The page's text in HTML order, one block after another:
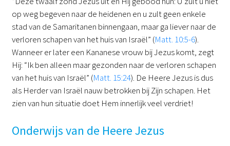
op weg begeven naar de heidenen en u zult geen enkele
stad van de Samaritanen binnengaan, maar ga liever naar de
verloren schapen van het huis van Israël” (Matt. 10:5-6).
Wanneer er later een Kananese vrouw bij Jezus komt, zegt
Hij: “Ik ben alleen maar gezonden naar de verloren schapen
van het huis van Israël” (Matt. 15:24). De Heere Jezus is dus
als Herder van Israël nauw betrokken bij Zijn schapen. Het
zien van hun situatie doet Hem innerlijk veel verdriet!
Onderwijs van de Heere Jezus